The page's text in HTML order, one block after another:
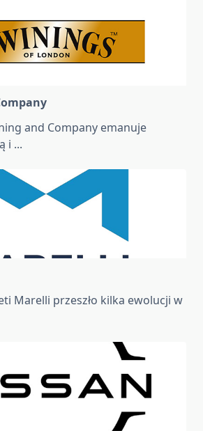
and Company emanuje
i ...
Marelli przeszło kilka ewolucji w